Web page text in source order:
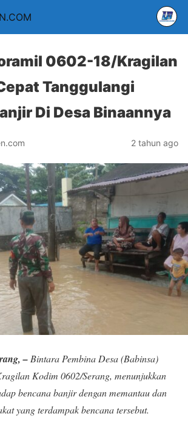
0602-18/Kragilan
Tanggulangi
Di Desa Binaannya
2 tahun ago
– Bintara Pembina Desa (Babinsa)
Kodim 0602/Serang, menunjukkan
bencana banjir dengan memantau dan
yang terdampak bencana tersebut.